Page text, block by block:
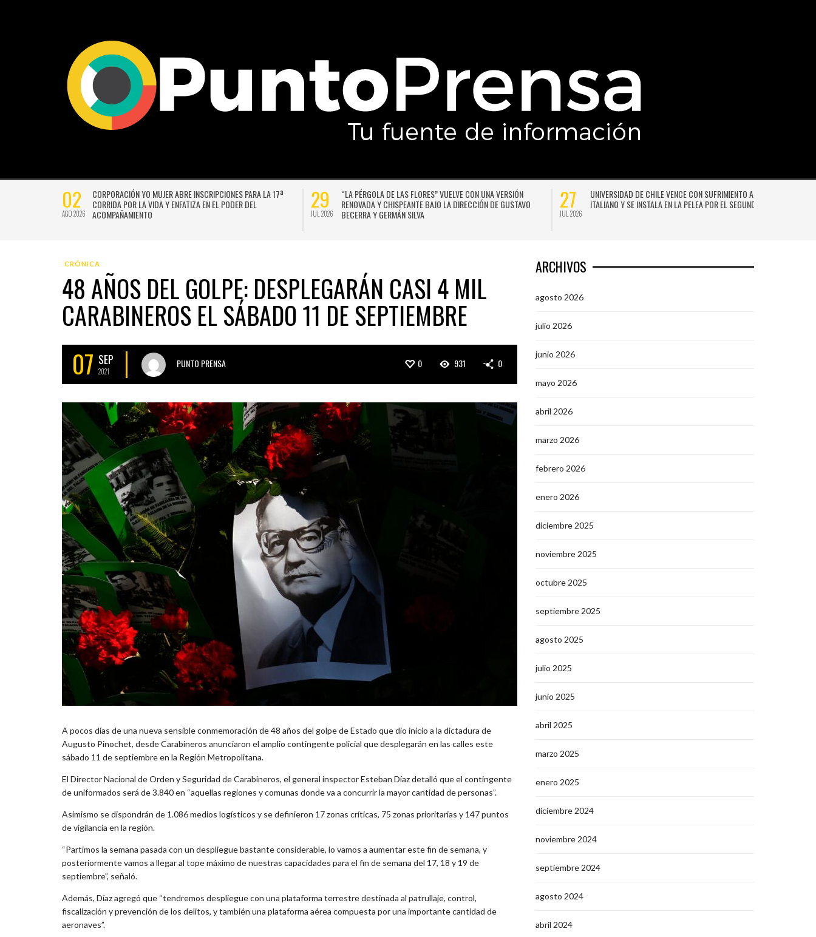
02
AGO 2026
CORPORACIÓN YO MUJER ABRE INSCRIPCIONES PARA LA 17ª
CORRIDA POR LA VIDA Y ENFATIZA EN EL PODER DEL
ACOMPAÑAMIENTO
29
JUL 2026
“LA PÉRGOLA DE LAS FLORES” VUELVE CON UNA VERSIÓN
RENOVADA Y CHISPEANTE BAJO LA DIRECCIÓN DE GUSTAVO
BECERRA Y GERMÁN SILVA
27
JUL 2026
UNIVERSIDAD DE CHILE VENCE CON SUFRIMIENTO A AUDAX
ITALIANO Y SE INSTALA EN LA PELEA POR EL SEGUNDO LUGAR
CRÓNICA
48 AÑOS DEL GOLPE: DESPLEGARÁN CASI 4 MIL
CARABINEROS EL SÁBADO 11 DE SEPTIEMBRE
07 SEP
2021
PUNTO PRENSA 0 931 0
A pocos días de una nueva sensible conmemoración de 48 años del golpe de Estado que dio inicio a la dictadura de
Augusto Pinochet, desde Carabineros anunciaron el amplio contingente policial que desplegarán en las calles este
sábado 11 de septiembre en la Región Metropolitana.
El Director Nacional de Orden y Seguridad de Carabineros, el general inspector Esteban Díaz detalló que el contingente
de uniformados será de 3.840 en “aquellas regiones y comunas donde va a concurrir la mayor cantidad de personas”.
Asimismo se dispondrán de 1.086 medios logísticos y se definieron 17 zonas críticas, 75 zonas prioritarias y 147 puntos
de vigilancia en la región.
“Partimos la semana pasada con un despliegue bastante considerable, lo vamos a aumentar este fin de semana, y
posteriormente vamos a llegar al tope máximo de nuestras capacidades para el fin de semana del 17, 18 y 19 de
septiembre”, señaló.
Además, Díaz agregó que “tendremos despliegue con una plataforma terrestre destinada al patrullaje, control,
fiscalización y prevención de los delitos, y también una plataforma aérea compuesta por una importante cantidad de
aeronaves”.
ARCHIVOS
agosto 2026
julio 2026
junio 2026
mayo 2026
abril 2026
marzo 2026
febrero 2026
enero 2026
diciembre 2025
noviembre 2025
octubre 2025
septiembre 2025
agosto 2025
julio 2025
junio 2025
abril 2025
marzo 2025
enero 2025
diciembre 2024
noviembre 2024
septiembre 2024
agosto 2024
abril 2024